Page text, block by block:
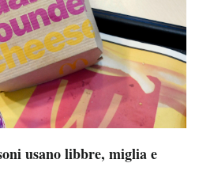
usano libbre, miglia e